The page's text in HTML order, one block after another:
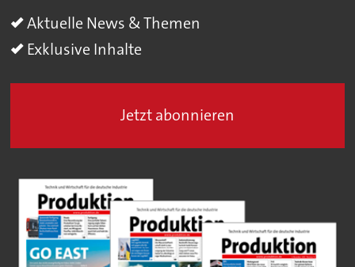
Aktuelle News & Themen
Exklusive Inhalte
Jetzt abonnieren